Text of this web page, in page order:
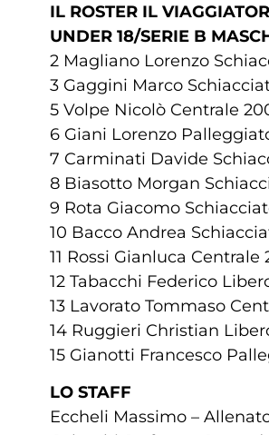
IL ROSTER IL
UNDER 18/SERIE B
2 Magliano Lorenzo
3 Gaggini Marco
5 Volpe Nicolò Centrale
6 Giani Lorenzo
7 Carminati Davide
8 Biasotto Morgan
9 Rota Giacomo
10 Bacco Andrea
11 Rossi Gianluca Centrale
12 Tabacchi Federico
13 Lavorato Tommaso
14 Ruggieri Christian
15 Gianotti Francesco
LO STAFF
Eccheli Massimo –